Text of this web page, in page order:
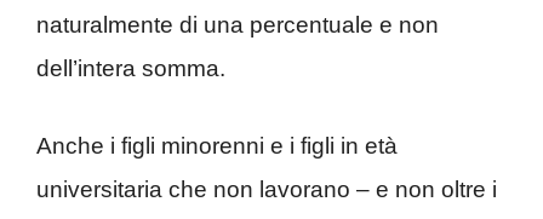
naturalmente di una percentuale e non
dell’intera somma.
Anche i figli minorenni e i figli in età
universitaria che non lavorano – e non oltre i